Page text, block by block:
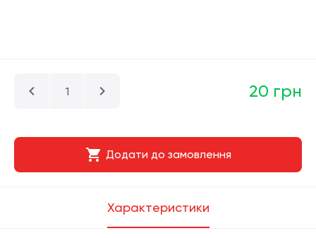
20 грн
Додати до замовлення
Характеристики